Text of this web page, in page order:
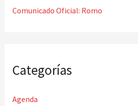
Comunicado Oficial: Romo
Categorías
Agenda